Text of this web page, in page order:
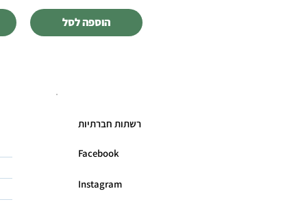
הוספה לסל
רשתות חברתיות
Facebook
Instagram